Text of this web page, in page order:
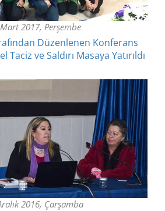
2017, Perşembe
Düzenlenen Konferans
Taciz ve Saldırı Masaya Yatırıldı
2016, Çarşamba